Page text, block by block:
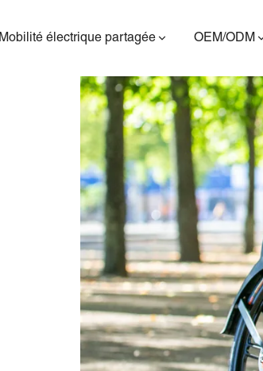
Mobilité électrique partagée OEM/ODM
ES400A